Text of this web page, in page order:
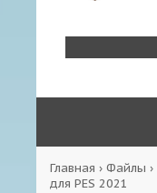
Главная › Файлы ›
для PES 2021